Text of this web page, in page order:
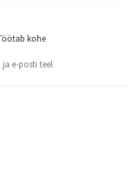
kohe
ja e-posti teel